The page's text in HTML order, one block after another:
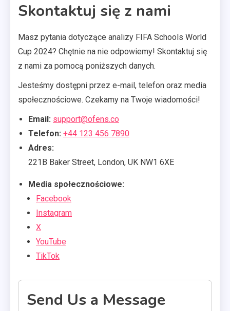
Skontaktuj się z nami
Masz pytania dotyczące analizy FIFA Schools World
Cup 2024? Chętnie na nie odpowiemy! Skontaktuj się
z nami za pomocą poniższych danych.
Jesteśmy dostępni przez e-mail, telefon oraz media
społecznościowe. Czekamy na Twoje wiadomości!
Email: support@ofens.co
Telefon: +44 123 456 7890
Adres:
221B Baker Street, London, UK NW1 6XE
Media społecznościowe:
Facebook
Instagram
X
YouTube
TikTok
Send Us a Message